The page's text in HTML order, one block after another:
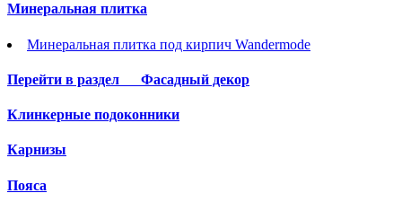
Минеральная плитка
Минеральная плитка под кирпич Wandermode
Перейти в раздел Фасадный декор
Клинкерные подоконники
Карнизы
Пояса